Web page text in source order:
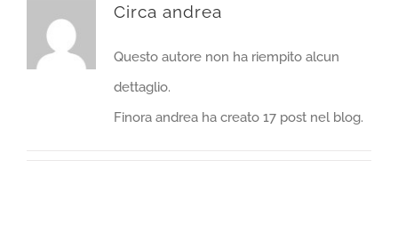
CONTATTI
Circa andrea
Questo autore non ha riempito alcun
dettaglio.
Finora andrea ha creato 17 post nel blog.